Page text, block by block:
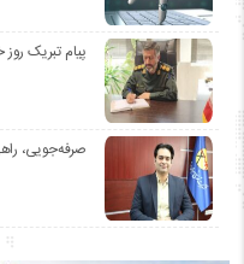
پیام تبریک روز
صرفه‌جویی،